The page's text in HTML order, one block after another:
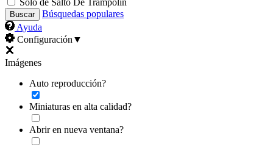
Solo de Salto De Trampolín
Búsquedas populares
Ayuda
Configuración ▼
Imágenes
Auto reproducción?
Miniaturas en alta calidad?
Abrir en nueva ventana?